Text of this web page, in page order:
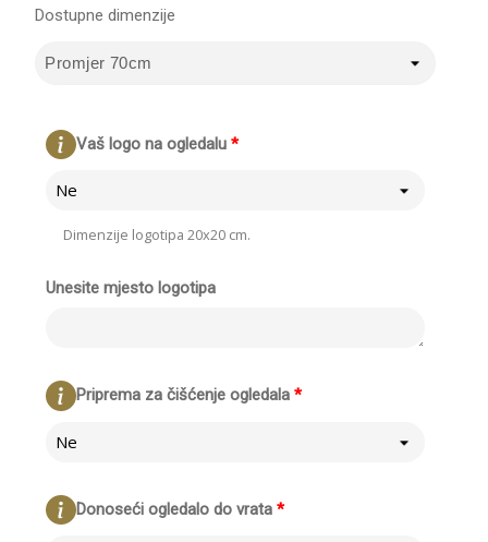
*
Vaš logo na ogledalu
Ne
Dimenzije logotipa 20x20 cm.
Unesite mjesto logotipa
*
Priprema za čišćenje ogledala
Ne
*
Donoseći ogledalo do vrata
Dostupne dimenzije